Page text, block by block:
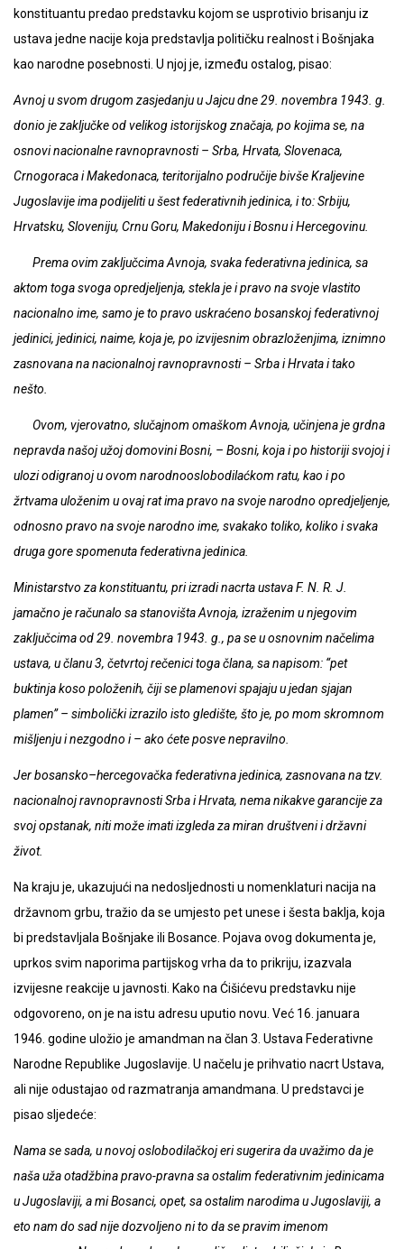
konstituantu predao predstavku kojom se usprotivio brisanju iz
ustava jedne nacije koja predstavlja političku realnost i Bošnjaka
kao narodne posebnosti. U njoj je, između ostalog, pisao:
Avnoj u svom drugom zasjedanju u Jajcu dne 29. novembra 1943. g.
donio je zaključke od velikog istorijskog značaja, po kojima se, na
osnovi nacionalne ravnopravnosti – Srba, Hrvata, Slovenaca,
Crnogoraca i Makedonaca, teritorijalno područije bivše Kraljevine
Jugoslavije ima podijeliti u šest federativnih jedinica, i to: Srbiju,
Hrvatsku, Sloveniju, Crnu Goru, Makedoniju i Bosnu i Hercegovinu.
Prema ovim zaključcima Avnoja, svaka federativna jedinica, sa
aktom toga svoga opredjeljenja, stekla je i pravo na svoje vlastito
nacionalno ime, samo je to pravo uskraćeno bosanskoj federativnoj
jedinici, jedinici, naime, koja je, po izvijesnim obrazloženjima, iznimno
zasnovana na nacionalnoj ravnopravnosti – Srba i Hrvata i tako
nešto.
Ovom, vjerovatno, slučajnom omaškom Avnoja, učinjena je grdna
nepravda našoj užoj domovini Bosni, – Bosni, koja i po historiji svojoj i
ulozi odigranoj u ovom narodnooslobodilaćkom ratu, kao i po
žrtvama uloženim u ovaj rat ima pravo na svoje narodno opredjeljenje,
odnosno pravo na svoje narodno ime, svakako toliko, koliko i svaka
druga gore spomenuta federativna jedinica.
Ministarstvo za konstituantu, pri izradi nacrta ustava F. N. R. J.
jamačno je računalo sa stanovišta Avnoja, izraženim u njegovim
zaključcima od 29. novembra 1943. g., pa se u osnovnim načelima
ustava, u članu 3, četvrtoj rečenici toga člana, sa napisom: “pet
buktinja koso položenih, čiji se plamenovi spajaju u jedan sjajan
plamen” – simbolički izrazilo isto gledište, što je, po mom skromnom
mišljenju i nezgodno i – ako ćete posve nepravilno.
Jer bosansko–hercegovačka federativna jedinica, zasnovana na tzv.
nacionalnoj ravnopravnosti Srba i Hrvata, nema nikakve garancije za
svoj opstanak, niti može imati izgleda za miran društveni i državni
život.
Na kraju je, ukazujući na nedosljednosti u nomenklaturi nacija na
državnom grbu, tražio da se umjesto pet unese i šesta baklja, koja
bi predstavljala Bošnjake ili Bosance. Pojava ovog dokumenta je,
uprkos svim naporima partijskog vrha da to prikriju, izazvala
izvijesne reakcije u javnosti. Kako na Ćišićevu predstavku nije
odgovoreno, on je na istu adresu uputio novu. Već 16. januara
1946. godine uložio je amandman na član 3. Ustava Federativne
Narodne Republike Jugoslavije. U načelu je prihvatio nacrt Ustava,
ali nije odustajao od razmatranja amandmana. U predstavci je
pisao sljedeće:
Nama se sada, u novoj oslobodilačkoj eri sugerira da uvažimo da je
naša uža otadžbina pravo-pravna sa ostalim federativnim jedinicama
u Jugoslaviji, a mi Bosanci, opet, sa ostalim narodima u Jugoslaviji, a
eto nam do sad nije dozvoljeno ni to da se pravim imenom